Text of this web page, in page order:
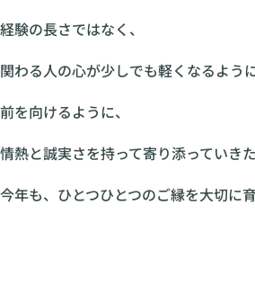
経験の長さではなく、
関わる人の心が少しでも軽くなるように
前を向けるように、
情熱と誠実さを持って寄り添っていきた
今年も、ひとつひとつのご縁を大切に